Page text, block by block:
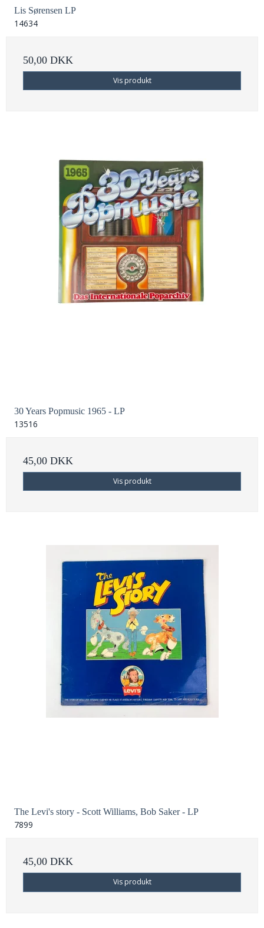
Lis Sørensen LP
14634
50,00 DKK
Vis produkt
30 Years Popmusic 1965 - LP
13516
45,00 DKK
Vis produkt
The Levi's story - Scott Williams, Bob Saker - LP
7899
45,00 DKK
Vis produkt